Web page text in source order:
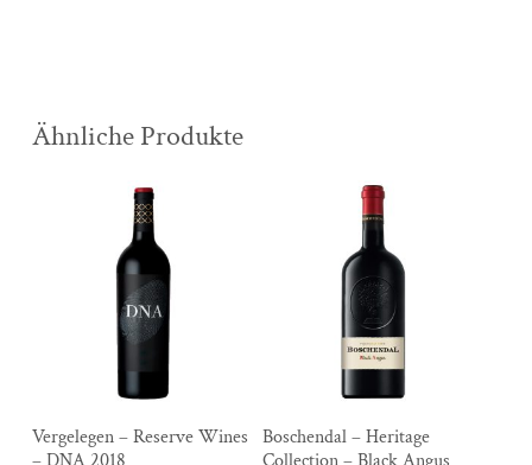
Ähnliche Produkte
In den Warenkorb
Vergelegen – Reserve Wines
In den Warenkorb
Boschendal – Heritage